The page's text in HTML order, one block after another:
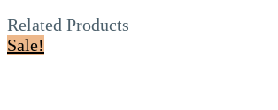
Related Products
Sale!